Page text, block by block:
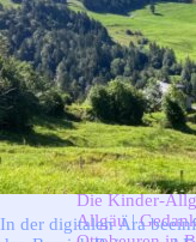
Weitere
Die Kinder-
Allgäu|
In der digitalen Ära